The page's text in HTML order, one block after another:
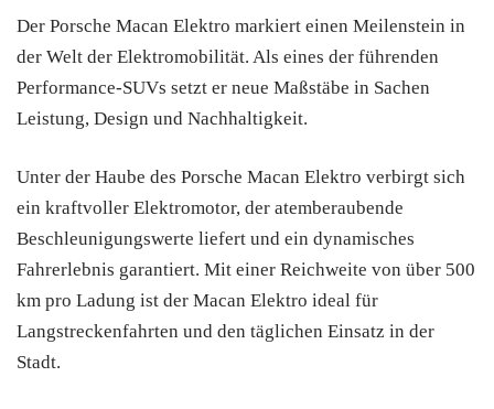
Der Porsche Macan Elektro markiert einen Meilenstein in
der Welt der Elektromobilität. Als eines der führenden
Performance-SUVs setzt er neue Maßstäbe in Sachen
Leistung, Design und Nachhaltigkeit.
Unter der Haube des Porsche Macan Elektro verbirgt sich
ein kraftvoller Elektromotor, der atemberaubende
Beschleunigungswerte liefert und ein dynamisches
Fahrerlebnis garantiert. Mit einer Reichweite von über 500
km pro Ladung ist der Macan Elektro ideal für
Langstreckenfahrten und den täglichen Einsatz in der
Stadt.